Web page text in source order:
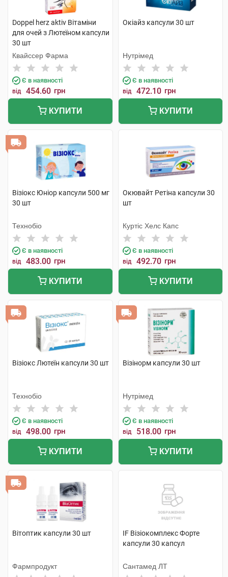
Doppel herz aktiv Вітаміни
для очей з Лютеїном капсули
30 шт
Квайссер Фарма
Є в наявності
від 454.60 грн
КУПИТИ
Окіайз капсули 30 шт
Нутрімед
Є в наявності
від 472.10 грн
КУПИТИ
Візіокс Юніор капсули 500 мг
30 шт
Технобіо
Є в наявності
від 483.00 грн
КУПИТИ
Окювайт Ретіна капсули 30
шт
Куртіс Хелс Капс
Є в наявності
від 492.70 грн
КУПИТИ
Візіокс Лютеїн капсули 30 шт
Технобіо
Є в наявності
від 498.00 грн
КУПИТИ
Візінорм капсули 30 шт
Нутрімед
Є в наявності
від 518.00 грн
КУПИТИ
Вітоптик капсули 30 шт
Фармпродукт
IF Візіокомплекс Форте
капсули 30 капсул
Сантамед ЛТ